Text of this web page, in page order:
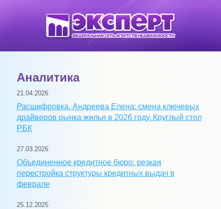
Аналитика
21.04.2026
Расшифровка. Андреева Елена: смена ключевых
драйверов рынка жилья в 2026 году. Круглый стол
РБК
27.03.2026
Объединенное кредитное бюро: резкая
перестройка структуры кредитных выдач в
феврале
25.12.2025